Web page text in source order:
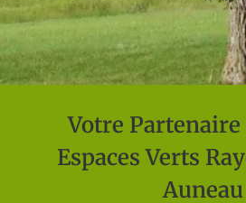
Votre
Espaces Verts
Auneau